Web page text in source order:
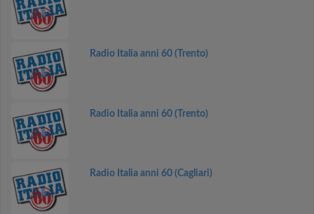
Radio Italia anni 60 (Trento)
Radio Italia anni 60 (Trento)
Radio Italia anni 60 (Cagliari)